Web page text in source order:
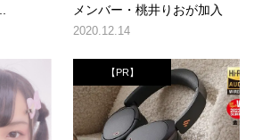
メンバー・桃井りおが加入
2020.12.14
【PR】